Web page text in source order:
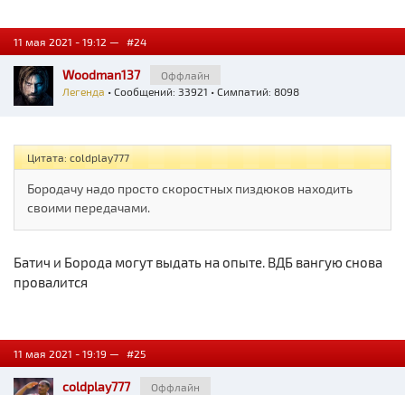
11 мая 2021 - 19:12 — #24
Woodman137
Оффлайн
Легенда • Сообщений: 33921 • Симпатий: 8098
Цитата: coldplay777
Бородачу надо просто скоростных пиздюков находить
своими передачами.
Батич и Борода могут выдать на опыте. ВДБ вангую снова
провалится
11 мая 2021 - 19:19 — #25
coldplay777
Оффлайн